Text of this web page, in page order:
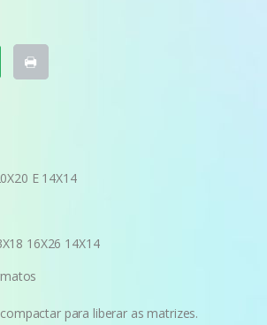
E 14X14
16X26 14X14
para liberar as matrizes.